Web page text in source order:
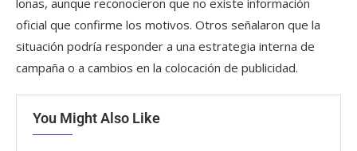
lonas, aunque reconocieron que no existe información
oficial que confirme los motivos. Otros señalaron que la
situación podría responder a una estrategia interna de
campaña o a cambios en la colocación de publicidad.
You Might Also Like